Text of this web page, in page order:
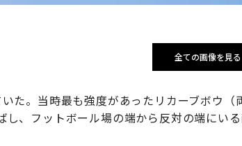
全ての画像を見る
た。当時最も強度があったリカーブボウ（
、フットボール場の端から反対の端にい